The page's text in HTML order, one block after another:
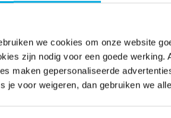
we cookies om onze website
zijn nodig voor een goede
maken gepersonaliseerde
je voor weigeren, dan gebruiken we
in je
krijg korting, vind winkels